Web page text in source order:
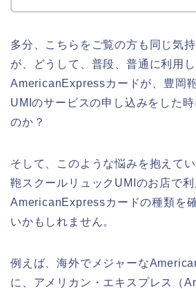
多分、こちらをご覧の方も同じ気
が、どうして、普段、普通に利用
AmericanExpressカードが、豊岡
UMIのサービスの申し込みをした
のか？
そして、このような悩みを抱えて
鞄スクールリュックUMIのお店で利
AmericanExpressカードの種類を
いかもしれません。
例えば、海外でメジャーな
に、アメリカン・エキスプレス（